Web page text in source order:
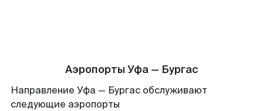
Аэропорты Уфа — Бургас
Направление Уфа — Бургас обслуживают
следующие аэропорты